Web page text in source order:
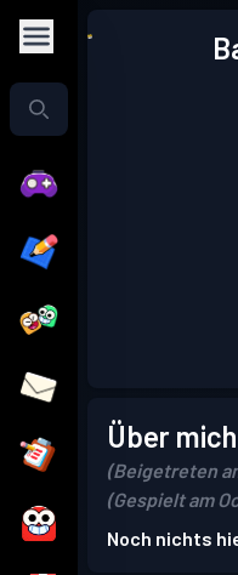
Über
(Beigetreten
(Gespielt am
Noch nichts